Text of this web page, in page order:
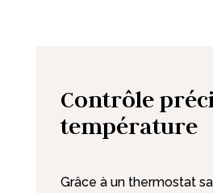
Contrôle
température
Grâce à un thermostat